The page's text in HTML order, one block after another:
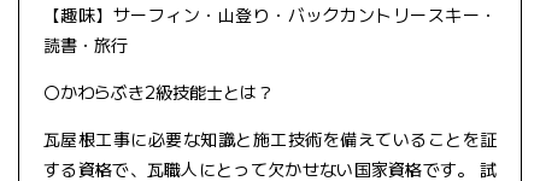
【趣味】サーフィン・山登り・バックカントリースキー・
読書・旅行
〇かわらぶき2級技能士とは？
瓦屋根工事に必要な知識と施工技術を備えていることを証
する資格で、瓦職人にとって欠かせない国家資格です。 試